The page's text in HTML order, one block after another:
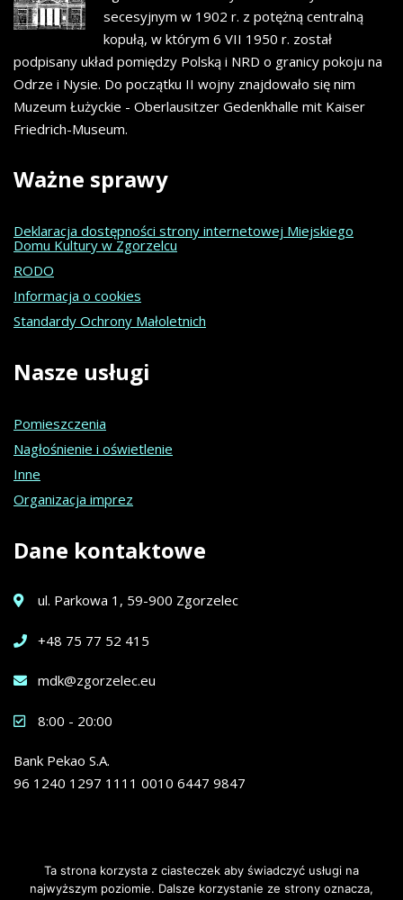
secesyjnym w 1902 r. z potężną centralną
kopułą, w którym 6 VII 1950 r. został
podpisany układ pomiędzy Polską i NRD o granicy pokoju na
Odrze i Nysie. Do początku II wojny znajdowało się nim
Muzeum Łużyckie - Oberlausitzer Gedenkhalle mit Kaiser
Friedrich-Museum.
Ważne sprawy
Deklaracja dostępności strony internetowej Miejskiego
Domu Kultury w Zgorzelcu
RODO
Informacja o cookies
Standardy Ochrony Małoletnich
Nasze usługi
Pomieszczenia
Nagłośnienie i oświetlenie
Inne
Organizacja imprez
Dane kontaktowe
ul. Parkowa 1, 59-900 Zgorzelec
+48 75 77 52 415
mdk@zgorzelec.eu
8:00 - 20:00
Bank Pekao S.A.
96 1240 1297 1111 0010 6447 9847
© 2020 Wszelkie prawa zastrzeżone. Miejski Dom Kultury w
Ta strona korzysta z ciasteczek aby świadczyć usługi na
najwyższym poziomie. Dalsze korzystanie ze strony oznacza,